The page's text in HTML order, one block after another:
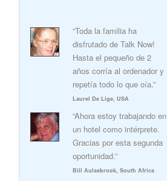
“Toda la familia ha
disfrutado de Talk Now!
Hasta el pequeño de 2
años corría al ordenador y
repetía todo lo que oía.”
Laurel De Lige, USA
“Ahora estoy trabajando en
un hotel como intérprete.
Gracias por esta segunda
oportunidad.”
Bill Aulsebrook, South Africa